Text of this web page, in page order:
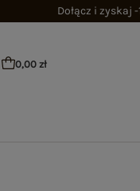
Dołącz i zyskaj -
0,00 zł